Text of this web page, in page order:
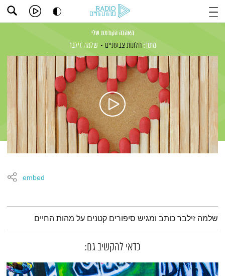
האהבה הקודמת שלי
מתוך: חלונות צבעוניים שלמה זילבר
embed
תמצית הפודקאסט
שלמה זילבר כותב ומגיש סיפורים קטנים על מהות החיים
כדאי להקשיב גם: